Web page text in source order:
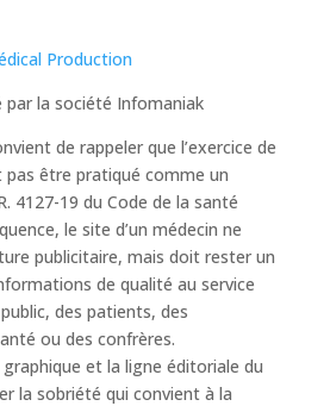
Production
par la société Infomaniak
de rappeler que l’exercice de
pas être pratiqué comme un
4127-19 du Code de la santé
le site d’un médecin ne
publicitaire, mais doit rester un
de qualité au service
des patients, des
ou des confrères.
et la ligne éditoriale du
la sobriété qui convient à la